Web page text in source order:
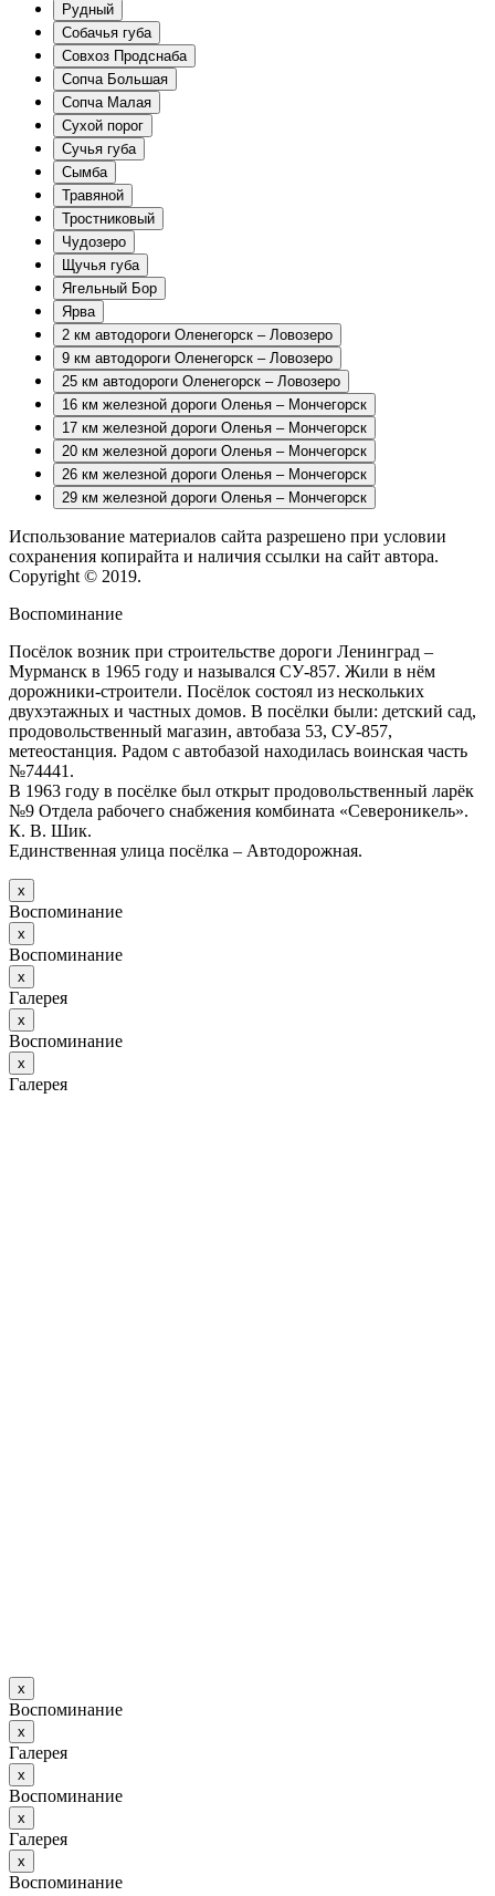
Рудный
Собачья губа
Совхоз Продснаба
Сопча Большая
Сопча Малая
Сухой порог
Сучья губа
Сымба
Травяной
Тростниковый
Чудозеро
Щучья губа
Ягельный Бор
Ярва
2 км автодороги Оленегорск – Ловозеро
9 км автодороги Оленегорск – Ловозеро
25 км автодороги Оленегорск – Ловозеро
16 км железной дороги Оленья – Мончегорск
17 км железной дороги Оленья – Мончегорск
20 км железной дороги Оленья – Мончегорск
26 км железной дороги Оленья – Мончегорск
29 км железной дороги Оленья – Мончегорск
Использование материалов сайта разрешено при условии
сохранения копирайта и наличия ссылки на сайт автора.
Copyright © 2019.
Воспоминание
Посёлок возник при строительстве дороги Ленинград –
Мурманск в 1965 году и назывался СУ-857. Жили в нём
дорожники-строители. Посёлок состоял из нескольких
двухэтажных и частных домов. В посёлки были: детский сад,
продовольственный магазин, автобаза 53, СУ-857,
метеостанция. Радом с автобазой находилась воинская часть
№74441.
В 1963 году в посёлке был открыт продовольственный ларёк
№9 Отдела рабочего снабжения комбината «Североникель».
К. В. Шик.
Единственная улица посёлка – Автодорожная.
х
Воспоминание
х
Воспоминание
х
Галерея
х
Воспоминание
х
Галерея
х
Воспоминание
х
Галерея
х
Воспоминание
х
Галерея
х
Воспоминание